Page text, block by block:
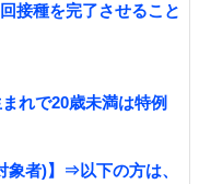
接種を完了させること
れで20歳未満は特例
者)】⇒以下の方は、